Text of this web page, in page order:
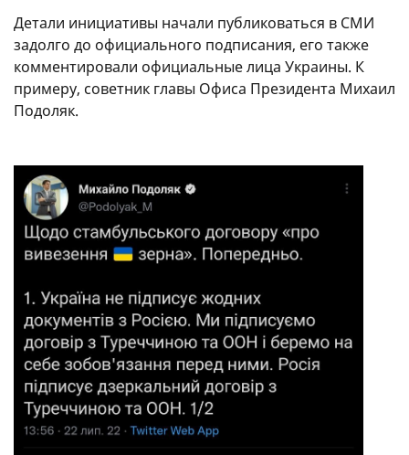
Детали инициативы начали публиковаться в СМИ
задолго до официального подписания, его также
комментировали официальные лица Украины. К
примеру, советник главы Офиса Президента Михаил
Подоляк.